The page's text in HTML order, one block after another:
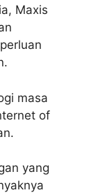
Maxis
masa
of
yang